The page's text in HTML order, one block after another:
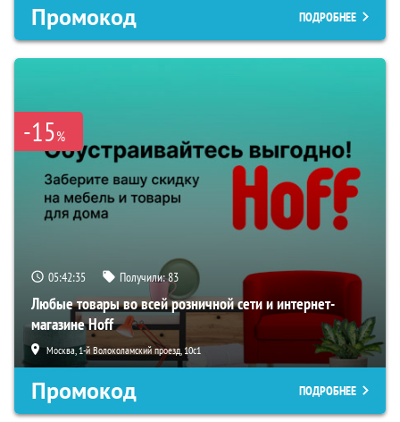
Промокод ПОДРОБНЕЕ
-15%
05:42:34 Получили:83
Любые товары во всей розничной сети и интернет-
магазине Hoff
Москва, 1-й Волоколамский проезд, 10с1
Промокод ПОДРОБНЕЕ